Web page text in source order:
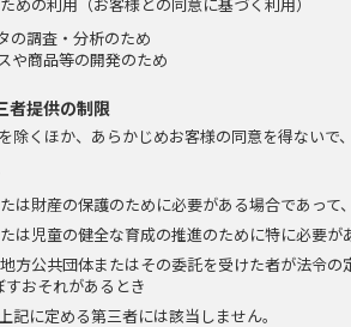
めの利用（お客様との同意に基づく利用）
の調査・分析のため
や商品等の開発のため
者提供の制限
除くほか、あらかじめお客様の同意を得ないで
は財産の保護のために必要がある場合であっ
は児童の健全な育成の推進のために特に必要
方公共団体またはその委託を受けた者が法令
おそれがあるとき
記に定める第三者には該当しません。